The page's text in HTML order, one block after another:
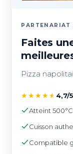
PARTENARIAT
Faites
Pizza
★★★★★ 4,7/5
Atteint
Cuisson
Compatible